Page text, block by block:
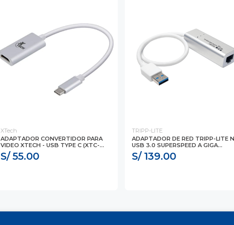
XTech
ADAPTADOR CONVERTIDOR PARA
VIDEO XTECH - USB TYPE C (XTC-...
S/ 55.00
TRIPP-LITE
ADAPTADOR DE RED TRIPP-LITE
USB 3.0 SUPERSPEED A GIGA...
S/ 139.00